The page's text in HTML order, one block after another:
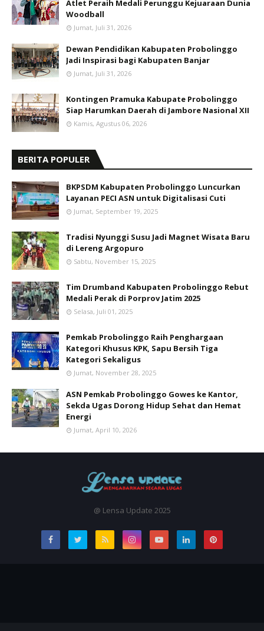
Atlet Peraih Medali Perunggu Kejuaraan Dunia
Woodball
Jumat, Juli 31, 2026
Dewan Pendidikan Kabupaten Probolinggo
Jadi Inspirasi bagi Kabupaten Banjar
Jumat, Juli 31, 2026
Kontingen Pramuka Kabupate Probolinggo
Siap Harumkan Daerah di Jambore Nasional XII
Kamis, Agustus 06, 2026
BERITA POPULER
BKPSDM Kabupaten Probolinggo Luncurkan
Layanan PECI ASN untuk Digitalisasi Cuti
Jumat, September 19, 2025
Tradisi Nyunggi Susu Jadi Magnet Wisata Baru
di Lereng Argopuro
Sabtu, November 15, 2025
Tim Drumband Kabupaten Probolinggo Rebut
Medali Perak di Porprov Jatim 2025
Selasa, Juli 01, 2025
Pemkab Probolinggo Raih Penghargaan
Kategori Khusus KPK, Sapu Bersih Tiga
Kategori Sekaligus
Jumat, November 28, 2025
ASN Pemkab Probolinggo Gowes ke Kantor,
Sekda Ugas Dorong Hidup Sehat dan Hemat
Energi
Jumat, April 10, 2026
@ Lensa Update 2025